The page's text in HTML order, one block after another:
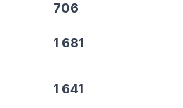
706
1 681
1 641